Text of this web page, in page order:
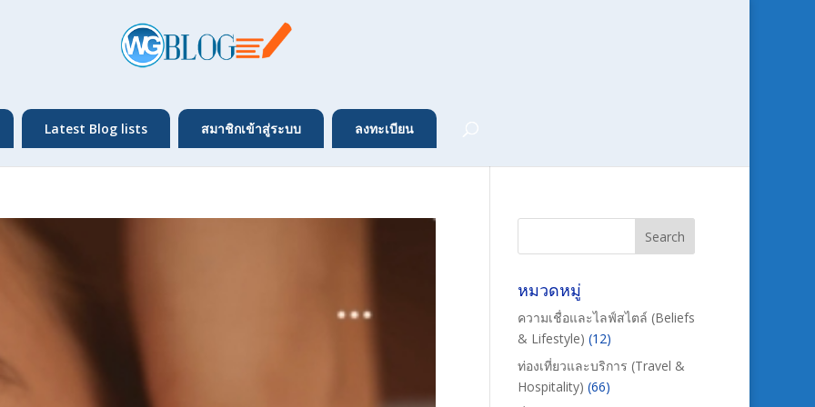
Latest Blog lists สมาชิกเข้าสู่ระบบ ลงทะเบียน
หมวดหมู่
ความเชื่อและไลฟ์สไตล์ (Beliefs
& Lifestyle) (12)
ท่องเที่ยวและบริการ (Travel &
Hospitality) (66)